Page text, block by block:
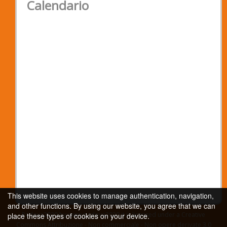
Calendario
Padova2020 by www.padova2020.it is licensed under a Creative
This website uses cookies to manage authentication, navigation,
and other functions. By using our website, you agree that we can
place these types of cookies on your device.